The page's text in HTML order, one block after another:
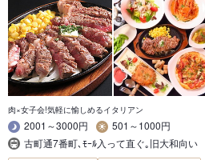
肉×女子会!気軽に愉しめるイタリアン
2001～3000円
501～1000円
古町通7番町､ﾓｰﾙ入って直ぐ｡旧大和向い